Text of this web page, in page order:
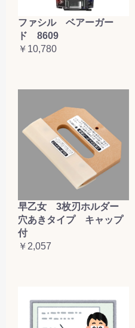
ファシル ベアーガー
ド 8609
￥10,780
早乙女 3枚刃ホルダー
穴あきタイプ キャップ
付
￥2,057